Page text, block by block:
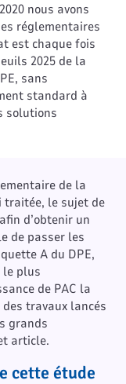
nous avons
réglementaires
est chaque fois
2025 de la
sans
standard à
solutions
de la
traitée, le sujet de
d’obtenir un
de passer les
A du DPE,
le plus
de PAC la
travaux lancés
grands
article.
cette étude